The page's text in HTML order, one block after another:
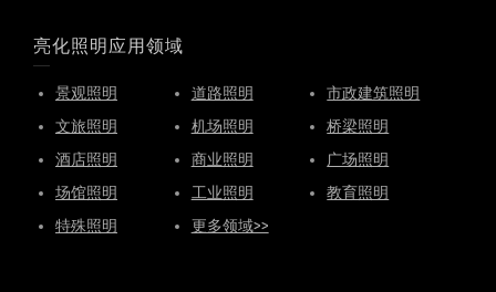
亮化照明应用领域
景观照明 道路照明
市政建筑照明
文旅照明
机场照明
桥梁照明
酒店照明
商业照明
广场照明
场馆照明
工业照明
教育照明
特殊照明
更多领域>>